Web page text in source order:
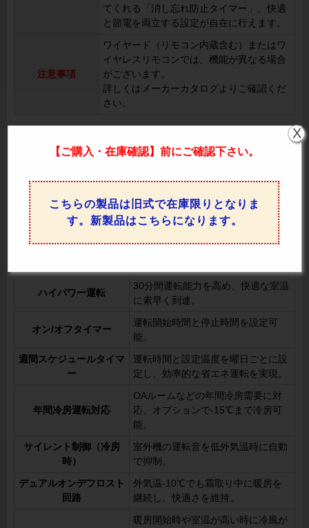
てくれる「消し忘れ防止タイマー」。快適
と節電を両立する設定が自在に行えます。
注意事項
ワイヤード（リモコン内蔵含む）またはワ
イヤレスリモコンでは、機能が異なる場合
がございます。
詳しくはメーカーカタログよりご確認くだ
さい。
上下風向切換 リモコンで上下の風向を調整可能。
風速自動
冷暖自動運転
室温に応じて冷房または暖房を自動
で開始。
ハイパワー運転
30分間運転能力を高め、快適な室温
に素早く到達。
オン/オフタイマー
運転開始時間と停止時間を設定可
能。
週間スケジュールタイマ
ー
運転時間と設定温度を曜日ごとに設
定し、効率的な省エネ運転を実現。
年間冷房運転対応
OAルームなどの年間冷房需要に対
応。オプションで-15℃まで冷房可
能。
サイレント制御（冷房
時）
室外機の運転音を低外気温時に自動
で抑制。
デュアルオンデフロスト
回路
外気温-10℃でも霜取り中に暖房を
継続し、快適さを維持。
暖房開始時や室温が高い時に冷風が
【ご購入・在庫確認】前にご確認下さい。
こちらの製品は旧式で在庫限りとなりま
す。新製品はこちらになります。
X